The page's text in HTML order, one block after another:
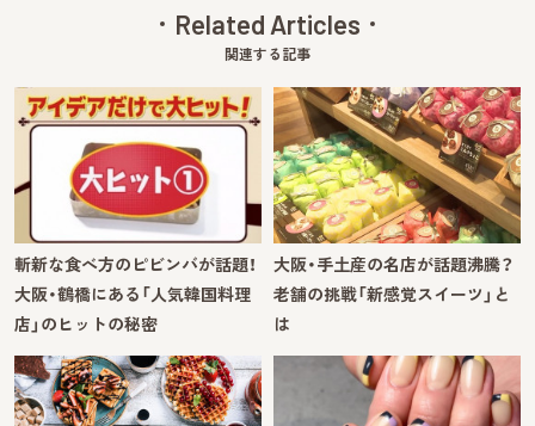
Related Articles
関連する記事
斬新な食べ方のピビンバが話題！
大阪・鶴橋にある「人気韓国料理
店」のヒットの秘密
大阪・手土産の名店が話題沸騰？
老舗の挑戦「新感覚スイーツ」と
は